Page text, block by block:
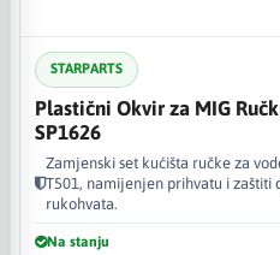
STARPARTS
Plastični Okvir za MIG
SP1626
Zamjenski set kućišta ručke za
T501, namijenjen prihvatu i zaštiti
rukohvata.
Na stanju